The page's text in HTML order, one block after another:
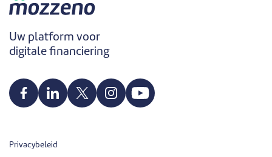
Uw platform voor
digitale financiering
Privacybeleid